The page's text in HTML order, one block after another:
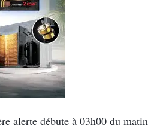
alerte débute à 03h00 du matin